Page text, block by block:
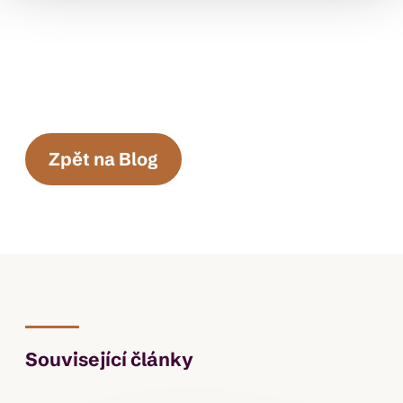
Zpět na Blog
Související články